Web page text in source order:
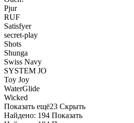
Pjur
RUF
Satisfyer
secret-play
Shots
Shunga
Swiss Navy
SYSTEM JO
Toy Joy
WaterGlide
Wicked
Показать ещё23 Скрыть
Найдено: 194 Показать